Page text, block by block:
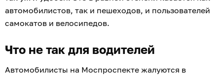
автомобилистов, так и пешеходов, и пользователей
самокатов и велосипедов.
Что не так для водителей
Автомобилисты на Моспроспекте жалуются в